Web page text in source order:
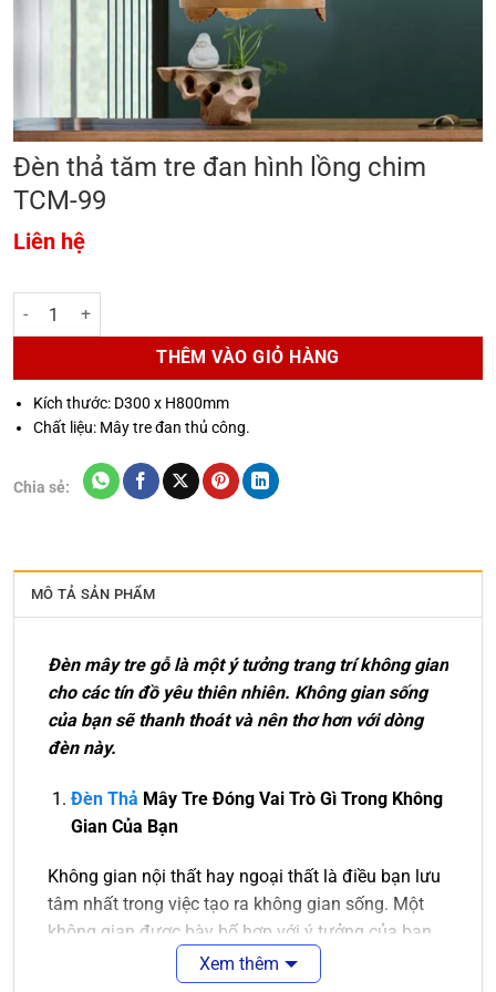
Đèn thả tăm tre đan hình lồng chim
TCM-99
Liên hệ
Đèn thả tăm tre đan hình lồng chim TCM-99 số lượng
THÊM VÀO GIỎ HÀNG
Kích thước: D300 x H800mm
Chất liệu: Mây tre đan thủ công.
Chia sẻ:
MÔ TẢ SẢN PHẨM
Đèn mây tre gỗ là một ý tưởng trang trí không gian
cho các tín đồ yêu thiên nhiên. Không gian sống
của bạn sẽ thanh thoát và nên thơ hơn với dòng
đèn này.
Đèn Thả Mây Tre Đóng Vai Trò Gì Trong Không
Gian Của Bạn
Không gian nội thất hay ngoại thất là điều bạn lưu
tâm nhất trong việc tạo ra không gian sống. Một
không gian được bày bố hợp với ý tưởng của bạn
là điều tuyệt vời. Sẽ tuyệt vời hơn nếu không gian
ấy được màu sắc của ánh sáng chiếu rọi.
Xem thêm